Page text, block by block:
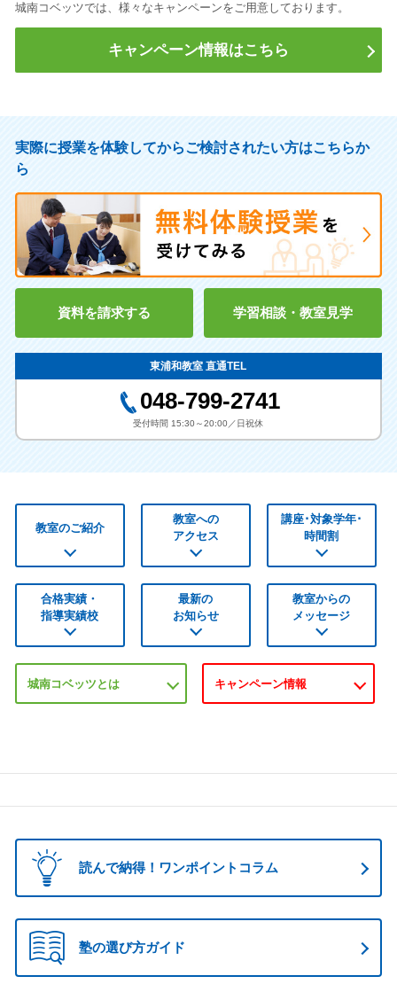
城南コベッツでは、様々なキャンペーンをご用意しております。
キャンペーン情報はこちら
実際に授業を体験してからご検討されたい方はこちらか
ら
資料を請求する 学習相談・教室見学
東浦和教室 直通TEL
048-799-2741
受付時間 15:30～20:00／日祝休
教室のご紹介
教室への
アクセス
講座･対象学年･
時間割
合格実績・
指導実績校
最新の
お知らせ
教室からの
メッセージ
城南コベッツとは キャンペーン情報
読んで納得！ワンポイントコラム
塾の選び方ガイド